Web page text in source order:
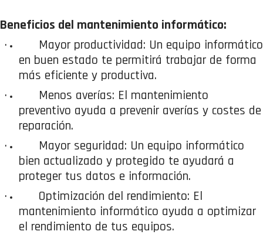
Beneficios del mantenimiento informático:
·
Mayor productividad: Un equipo informático
en buen estado te permitirá trabajar de forma
más eficiente y productiva.
·
Menos averías: El mantenimiento
preventivo ayuda a prevenir averías y costes de
reparación.
·
Mayor seguridad: Un equipo informático
bien actualizado y protegido te ayudará a
proteger tus datos e información.
·
Optimización del rendimiento: El
mantenimiento informático ayuda a optimizar
el rendimiento de tus equipos.